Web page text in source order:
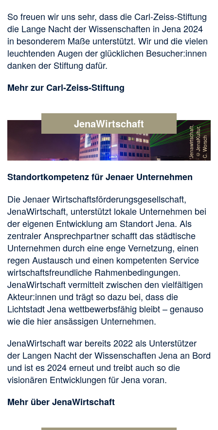
So freuen wir uns sehr, dass die Carl-Zeiss-Stiftung
die Lange Nacht der Wissenschaften in Jena 2024
in besonderem Maße unterstützt. Wir und die vielen
leuchtenden Augen der glücklichen Besucher:innen
danken der Stiftung dafür.
Mehr zur Carl-Zeiss-Stiftung
JenaWirtschaft J
e
n
a
wi
r
t
s c
h
a
ft
,
©
J
e
n
a
K
ul
t
ur,
C
.
W
o
r
s
c h
Standortkompetenz für Jenaer Unternehmen
Die Jenaer Wirtschaftsförderungsgesellschaft,
JenaWirtschaft, unterstützt lokale Unternehmen bei
der eigenen Entwicklung am Standort Jena. Als
zentraler Ansprechpartner schafft das städtische
Unternehmen durch eine enge Vernetzung, einen
regen Austausch und einen kompetenten Service
wirtschaftsfreundliche Rahmenbedingungen.
JenaWirtschaft vermittelt zwischen den vielfältigen
Akteur:innen und trägt so dazu bei, dass die
Lichtstadt Jena wettbewerbsfähig bleibt – genauso
wie die hier ansässigen Unternehmen.
JenaWirtschaft war bereits 2022 als Unterstützer
der Langen Nacht der Wissenschaften Jena an Bord
und ist es 2024 erneut und treibt auch so die
visionären Entwicklungen für Jena voran.
Mehr über JenaWirtschaft